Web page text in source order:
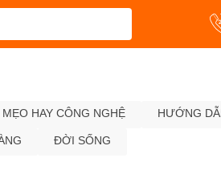
MẸO HAY CÔNG NGHỆ HƯỚNG
ĐỜI SỐNG